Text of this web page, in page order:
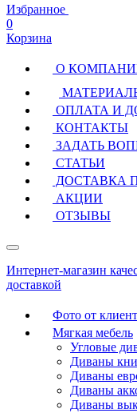
Избранное
0
Корзина
О
ОПЛАТА И
КОНТАКТЫ
ЗАДАТЬ
СТАТЬИ
ДОСТАВКА
АКЦИИ
ОТЗЫВЫ
Интернет-магазин
доставкой
Фото от
Мягкая мебель
Угловые
Диваны
Диваны
Диваны
Диваны